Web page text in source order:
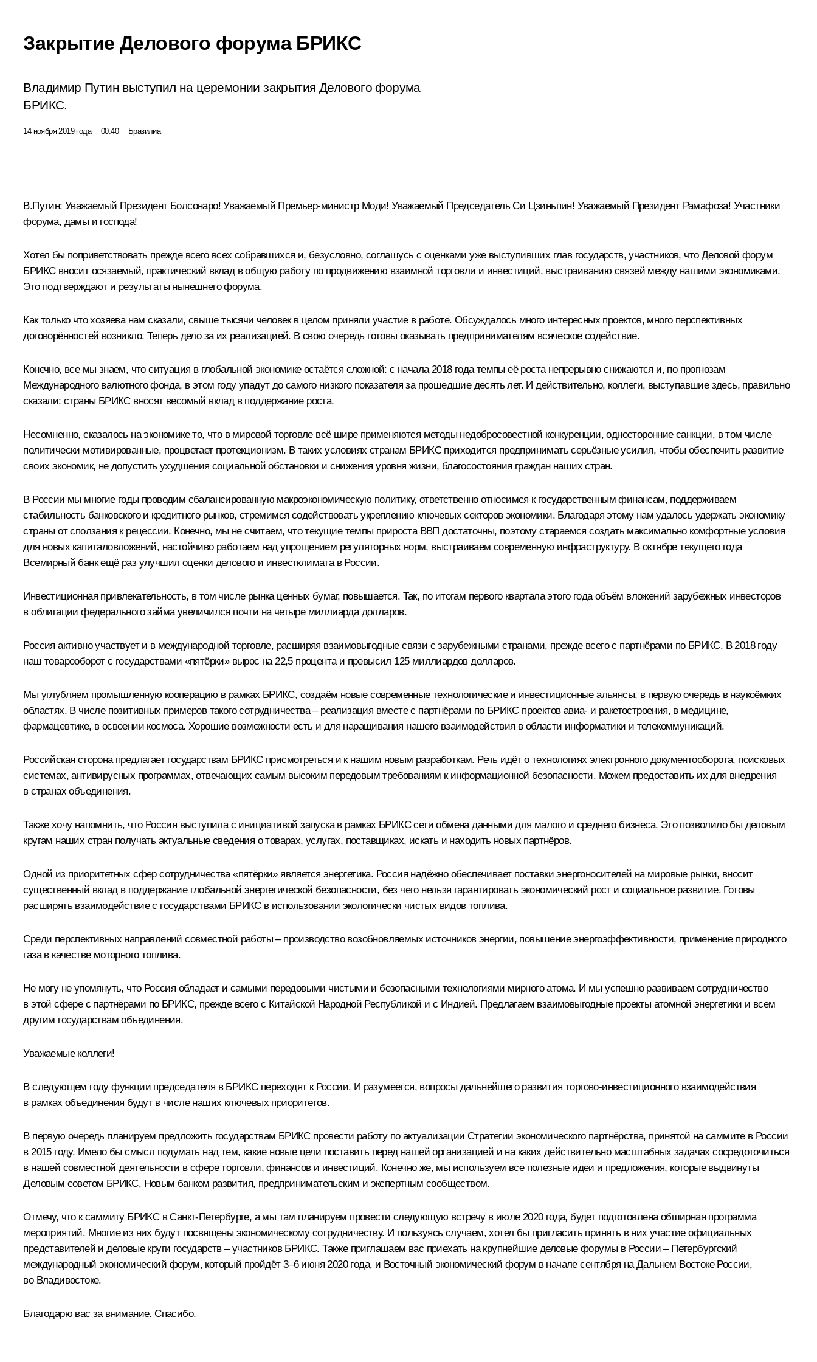
Закрытие Делового форума БРИКС
Владимир Путин выступил на церемонии закрытия Делового форума
БРИКС.
14 ноября 2019 года 00:40 Бразилиа
В.Путин: Уважаемый Президент Болсонаро! Уважаемый Премьер-министр Моди! Уважаемый Председатель Си Цзиньпин! Уважаемый Президент Рамафоза! Участники
форума, дамы и господа!
Хотел бы поприветствовать прежде всего всех собравшихся и, безусловно, соглашусь с оценками уже выступивших глав государств, участников, что Деловой форум
БРИКС вносит осязаемый, практический вклад в общую работу по продвижению взаимной торговли и инвестиций, выстраиванию связей между нашими экономиками.
Это подтверждают и результаты нынешнего форума.
Как только что хозяева нам сказали, свыше тысячи человек в целом приняли участие в работе. Обсуждалось много интересных проектов, много перспективных
договорённостей возникло. Теперь дело за их реализацией. В свою очередь готовы оказывать предпринимателям всяческое содействие.
Конечно, все мы знаем, что ситуация в глобальной экономике остаётся сложной: с начала 2018 года темпы её роста непрерывно снижаются и, по прогнозам
Международного валютного фонда, в этом году упадут до самого низкого показателя за прошедшие десять лет. И действительно, коллеги, выступавшие здесь, правильно
сказали: страны БРИКС вносят весомый вклад в поддержание роста.
Несомненно, сказалось на экономике то, что в мировой торговле всё шире применяются методы недобросовестной конкуренции, односторонние санкции, в том числе
политически мотивированные, процветает протекционизм. В таких условиях странам БРИКС приходится предпринимать серьёзные усилия, чтобы обеспечить развитие
своих экономик, не допустить ухудшения социальной обстановки и снижения уровня жизни, благосостояния граждан наших стран.
В России мы многие годы проводим сбалансированную макроэкономическую политику, ответственно относимся к государственным финансам, поддерживаем
стабильность банковского и кредитного рынков, стремимся содействовать укреплению ключевых секторов экономики. Благодаря этому нам удалось удержать экономику
страны от сползания к рецессии. Конечно, мы не считаем, что текущие темпы прироста ВВП достаточны, поэтому стараемся создать максимально комфортные условия
для новых капиталовложений, настойчиво работаем над упрощением регуляторных норм, выстраиваем современную инфраструктуру. В октябре текущего года
Всемирный банк ещё раз улучшил оценки делового и инвестклимата в России.
Инвестиционная привлекательность, в том числе рынка ценных бумаг, повышается. Так, по итогам первого квартала этого года объём вложений зарубежных инвесторов
в облигации федерального займа увеличился почти на четыре миллиарда долларов.
Россия активно участвует и в международной торговле, расширяя взаимовыгодные связи с зарубежными странами, прежде всего с партнёрами по БРИКС. В 2018 году
наш товарооборот с государствами «пятёрки» вырос на 22,5 процента и превысил 125 миллиардов долларов.
Мы углубляем промышленную кооперацию в рамках БРИКС, создаём новые современные технологические и инвестиционные альянсы, в первую очередь в наукоёмких
областях. В числе позитивных примеров такого сотрудничества – реализация вместе с партнёрами по БРИКС проектов авиа- и ракетостроения, в медицине,
фармацевтике, в освоении космоса. Хорошие возможности есть и для наращивания нашего взаимодействия в области информатики и телекоммуникаций.
Российская сторона предлагает государствам БРИКС присмотреться и к нашим новым разработкам. Речь идёт о технологиях электронного документооборота, поисковых
системах, антивирусных программах, отвечающих самым высоким передовым требованиям к информационной безопасности. Можем предоставить их для внедрения
в странах объединения.
Также хочу напомнить, что Россия выступила с инициативой запуска в рамках БРИКС сети обмена данными для малого и среднего бизнеса. Это позволило бы деловым
кругам наших стран получать актуальные сведения о товарах, услугах, поставщиках, искать и находить новых партнёров.
Одной из приоритетных сфер сотрудничества «пятёрки» является энергетика. Россия надёжно обеспечивает поставки энергоносителей на мировые рынки, вносит
существенный вклад в поддержание глобальной энергетической безопасности, без чего нельзя гарантировать экономический рост и социальное развитие. Готовы
расширять взаимодействие с государствами БРИКС в использовании экологически чистых видов топлива.
Среди перспективных направлений совместной работы – производство возобновляемых источников энергии, повышение энергоэффективности, применение природного
газа в качестве моторного топлива.
Не могу не упомянуть, что Россия обладает и самыми передовыми чистыми и безопасными технологиями мирного атома. И мы успешно развиваем сотрудничество
в этой сфере с партнёрами по БРИКС, прежде всего с Китайской Народной Республикой и с Индией. Предлагаем взаимовыгодные проекты атомной энергетики и всем
другим государствам объединения.
Уважаемые коллеги!
В следующем году функции председателя в БРИКС переходят к России. И разумеется, вопросы дальнейшего развития торгово-инвестиционного взаимодействия
в рамках объединения будут в числе наших ключевых приоритетов.
В первую очередь планируем предложить государствам БРИКС провести работу по актуализации Стратегии экономического партнёрства, принятой на саммите в России
в 2015 году. Имело бы смысл подумать над тем, какие новые цели поставить перед нашей организацией и на каких действительно масштабных задачах сосредоточиться
в нашей совместной деятельности в сфере торговли, финансов и инвестиций. Конечно же, мы используем все полезные идеи и предложения, которые выдвинуты
Деловым советом БРИКС, Новым банком развития, предпринимательским и экспертным сообществом.
Отмечу, что к саммиту БРИКС в Санкт‑Петербурге, а мы там планируем провести следующую встречу в июле 2020 года, будет подготовлена обширная программа
мероприятий. Многие из них будут посвящены экономическому сотрудничеству. И пользуясь случаем, хотел бы пригласить принять в них участие официальных
представителей и деловые круги государств – участников БРИКС. Также приглашаем вас приехать на крупнейшие деловые форумы в России – Петербургский
международный экономический форум, который пройдёт 3–6 июня 2020 года, и Восточный экономический форум в начале сентября на Дальнем Востоке России,
во Владивостоке.
Благодарю вас за внимание. Спасибо.